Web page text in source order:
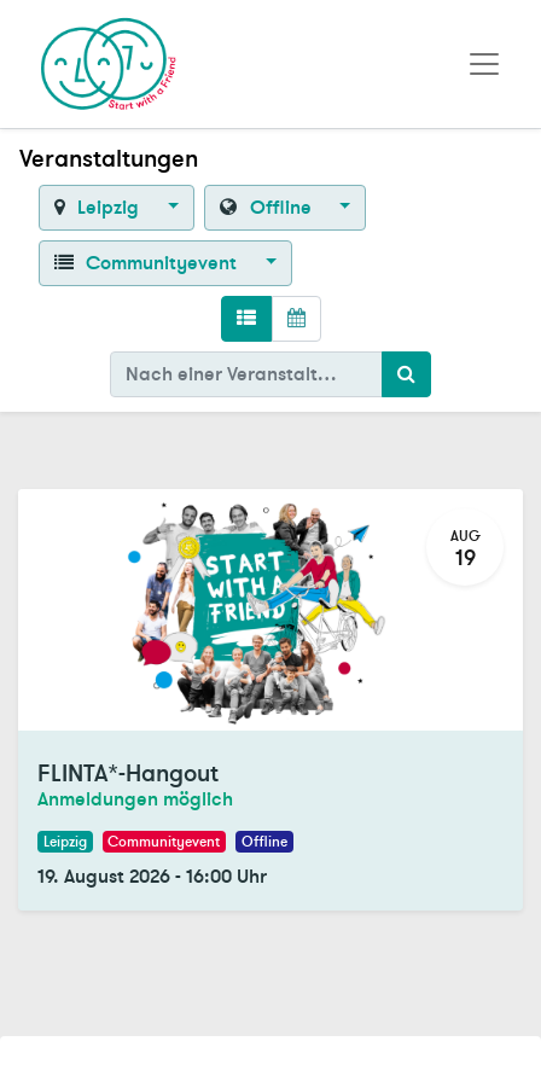
Veranstaltungen
Leipzig Offline
Communityevent
AUG
19
FLINTA*-Hangout
Anmeldungen möglich
Leipzig Communityevent Offline
19. August 2026-16:00 Uhr